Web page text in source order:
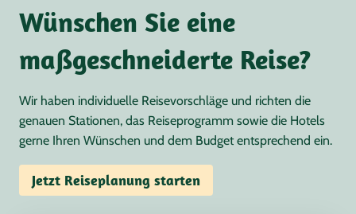
Wünschen Sie eine
maßgeschneiderte Reise?
Wir haben individuelle Reisevorschläge und richten die
genauen Stationen, das Reiseprogramm sowie die Hotels
gerne Ihren Wünschen und dem Budget entsprechend ein.
Jetzt Reiseplanung starten